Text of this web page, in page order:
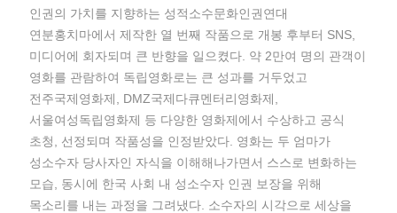
인권의 가치를 지향하는 성적소수문화인권연대
연분홍치마에서 제작한 열 번째 작품으로 개봉 후부터 SNS,
미디어에 회자되며 큰 반향을 일으켰다. 약 2만여 명의 관객이
영화를 관람하여 독립영화로는 큰 성과를 거두었고
전주국제영화제, DMZ국제다큐멘터리영화제,
서울여성독립영화제 등 다양한 영화제에서 수상하고 공식
초청, 선정되며 작품성을 인정받았다. 영화는 두 엄마가
성소수자 당사자인 자식을 이해해나가면서 스스로 변화하는
모습, 동시에 한국 사회 내 성소수자 인권 보장을 위해
목소리를 내는 과정을 그려냈다. 소수자의 시각으로 세상을